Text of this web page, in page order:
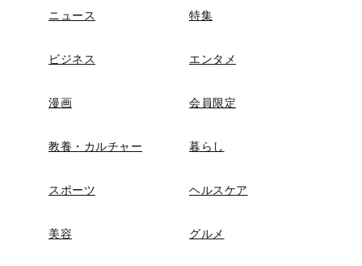
ニュース 特集
ビジネス エンタメ
漫画 会員限定
教養・カルチャー 暮らし
スポーツ ヘルスケア
美容 グルメ